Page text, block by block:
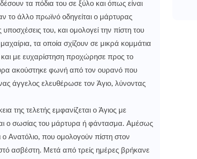
τα πόδια του σε ξύλο και όπως είναι
το άλλο πρωϊνό οδηγείται ο μάρτυρας
του, και ομολογεί την πίστη του
τα οποία σχίζουν σε μικρά κομμάτια
και με ευχαρίστηση προχώρησε προς το
ακούστηκε φωνή από τον ουρανό που
άγγελος ελευθέρωσε τον Άγιο, λύνοντας
της τελετής εμφανίζεται ο Άγιος με
ο σωσίας του μάρτυρα ή φάντασμα. Αμέσως
ο Ανατόλιο, που ομολογούν πίστη στον
ασβέστη. Μετά από τρείς ημέρες βρήκανε